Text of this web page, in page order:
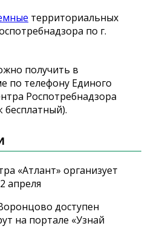
территориальных
по г.
получить в
по телефону Единого
Роспотребнадзора
бесплатный).
«Атлант» организует
апреля
доступен
на портале «Узнай